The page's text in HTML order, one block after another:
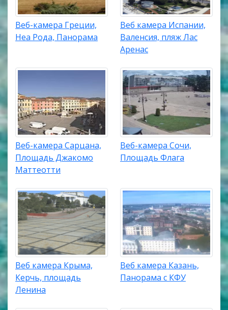
Веб-камера Греции,
Неа Рода, Панорама
Веб камера Испании,
Валенсия, пляж Лас
Аренас
Веб-камера Сарцана,
Площадь Джакомо
Маттеотти
Веб-камера Сочи,
Площадь Флага
Веб камера Крыма,
Керчь, площадь
Ленина
Веб камера Казань,
Панорама с КФУ